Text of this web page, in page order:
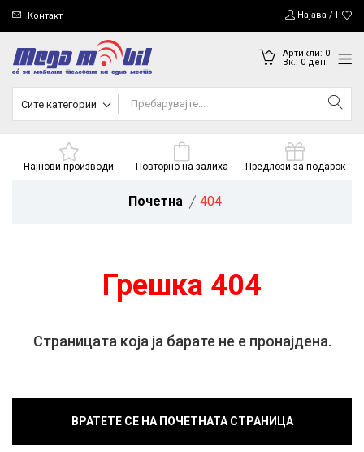
Контакт Најава /
Артикли: 0
Вк.: 0ден.
Сите категории
Најнови производи Повторно на залиха Предлози за подарок
Почетна 404
Грешка 404
Страницата која ја барате не е пронајдена.
ВРАТЕТЕ СЕ НА ПОЧЕТНАТА СТРАНИЦА